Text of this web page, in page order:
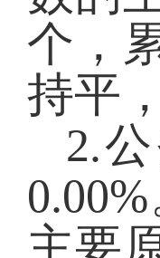
个，
持平
2.
0.00
主要